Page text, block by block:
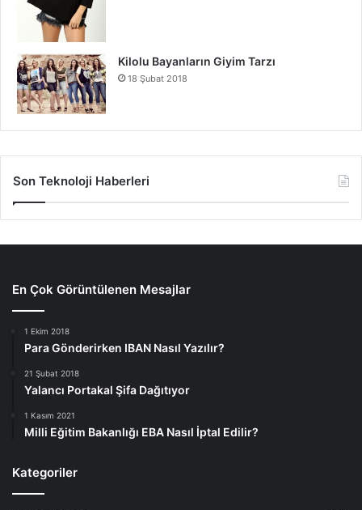
Kilolu Bayanların Giyim Tarzı
18 Şubat 2018
Son Teknoloji Haberleri
En Çok Görüntülenen Mesajlar
1 Ekim 2018
Para Gönderirken IBAN Nasıl Yazılır?
21 Şubat 2018
Yalancı Portakal Şifa Dağıtıyor
1 Kasım 2021
Milli Eğitim Bakanlığı EBA Nasıl İptal Edilir?
Kategoriler